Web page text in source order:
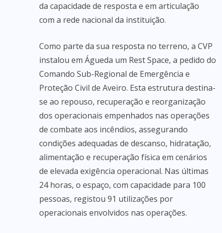
da capacidade de resposta e em articulação
com a rede nacional da instituição.
Como parte da sua resposta no terreno, a CVP
instalou em Águeda um Rest Space, a pedido do
Comando Sub-Regional de Emergência e
Proteção Civil de Aveiro. Esta estrutura destina-
se ao repouso, recuperação e reorganização
dos operacionais empenhados nas operações
de combate aos incêndios, assegurando
condições adequadas de descanso, hidratação,
alimentação e recuperação física em cenários
de elevada exigência operacional. Nas últimas
24 horas, o espaço, com capacidade para 100
pessoas, registou 91 utilizações por
operacionais envolvidos nas operações.